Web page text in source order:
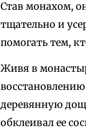
Став монахом,
тщательно и
помогать тем,
Живя в
деревянную
обклеивал ее